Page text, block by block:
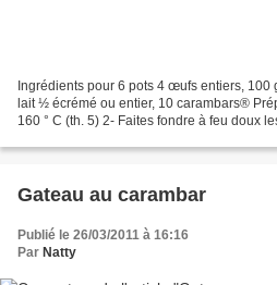
Ingrédients pour 6 pots 4 œufs entiers, 100
lait ½ écrémé ou entier, 10 carambars®
160 ° C (th. 5) 2- Faites fondre à feu doux
Gateau au carambar
Publié le 26/03/2011 à 16:16
Par Natty